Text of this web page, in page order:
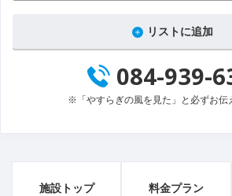
リストに追加
084-939-
※「やすらぎの風を見た」と必ずお伝
施設トップ 料金プラン